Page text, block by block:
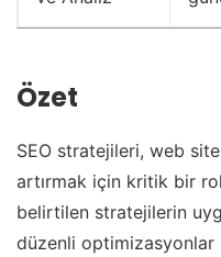
Özet
SEO stratejileri, web
artırmak için kritik bir
belirtilen stratejilerin
düzenli optimizasyonlar